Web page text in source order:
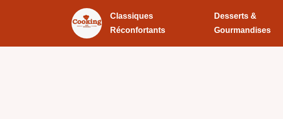
Classiques
Réconfortants
Desserts &
Gourmandises